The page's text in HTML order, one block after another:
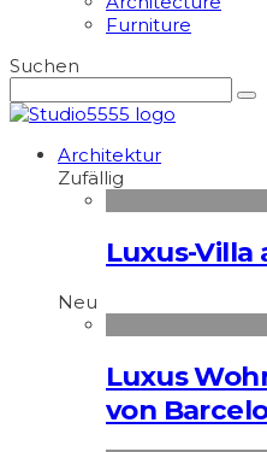
Furniture
Suchen
Architektur
Zufällig
Luxus-Villa
Neu
Luxus
von